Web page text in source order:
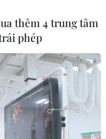
thêm 4 trung tâm
phép